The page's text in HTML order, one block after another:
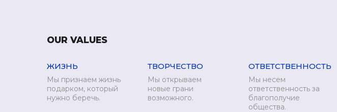
OUR VALUES
ЖИЗНЬ
Мы признаем жизнь
подарком, который
нужно беречь.
ТВОРЧЕСТВО
Мы открываем
новые грани
возможного.
ОТВЕТСТВЕННОСТЬ
Мы несем
ответственность за
благополучие
общества.